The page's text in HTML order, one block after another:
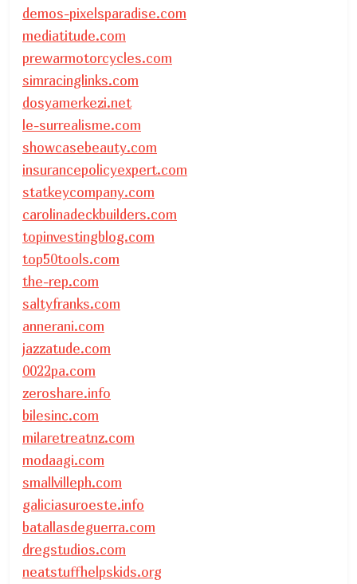
demos-pixelsparadise.com
mediatitude.com
prewarmotorcycles.com
simracinglinks.com
dosyamerkezi.net
le-surrealisme.com
showcasebeauty.com
insurancepolicyexpert.com
statkeycompany.com
carolinadeckbuilders.com
topinvestingblog.com
top50tools.com
the-rep.com
saltyfranks.com
annerani.com
jazzatude.com
0022pa.com
zeroshare.info
bilesinc.com
milaretreatnz.com
modaagi.com
smallvilleph.com
galiciasuroeste.info
batallasdeguerra.com
dregstudios.com
neatstuffhelpskids.org